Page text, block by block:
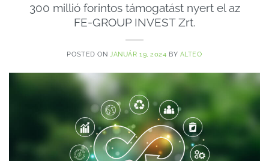
300 millió forintos támogatást nyert el az
FE-GROUP INVEST Zrt.
POSTED ON JANUÁR 19, 2024 BY ALTEO